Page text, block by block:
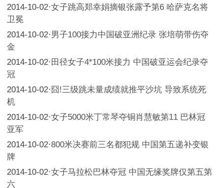
2014-10-02·女子跳高郑幸娟摘银张露予第6 哈萨克名将
卫冕
2014-10-02·男子100接力中国破亚洲纪录 张培萌带伤夺
金
2014-10-02· 田径女子4*100米接力 中国破亚运会纪录夺
冠
2014-10-02· 囧!三级跳未量成绩就推平沙坑 导致系统死
机
2014-10-02·女子5000米丁常琴夺铜肖慧敏第11 巴林冠
亚军
2014-10-02·800米决赛前三名都犯规 中国第五递补变银
牌
2014-10-02·女子马拉松巴林夺冠 中国无缘奖牌仅第五第
六